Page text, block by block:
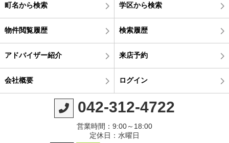
町名から検索 学区から検索
物件閲覧履歴 検索履歴
アドバイザー紹介 来店予約
会社概要 ログイン
042-312-4722
営業時間：9:00～18:00
定休日：水曜日